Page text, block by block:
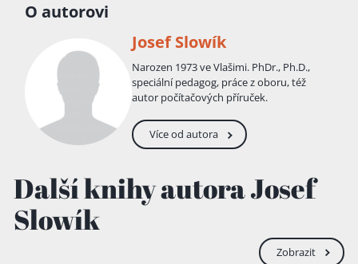
O autorovi
Josef Slowík
Narozen 1973 ve Vlašimi. PhDr., Ph.D.,
speciální pedagog, práce z oboru, též
autor počítačových příruček.
Více od autora
Další knihy autora Josef
Slowík
Zobrazit